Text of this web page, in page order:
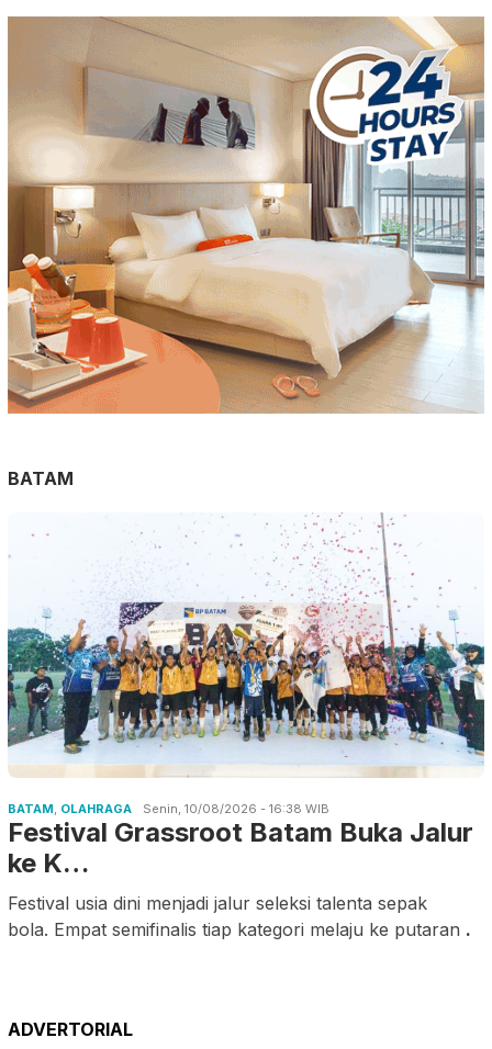
BATAM
BATAM, OLAHRAGA Senin, 10/08/2026 - 16:38 WIB
Festival Grassroot Batam Buka Jalur
ke K…
Festival usia dini menjadi jalur seleksi talenta sepak
bola. Empat semifinalis tiap kategori melaju ke putaran .
ADVERTORIAL